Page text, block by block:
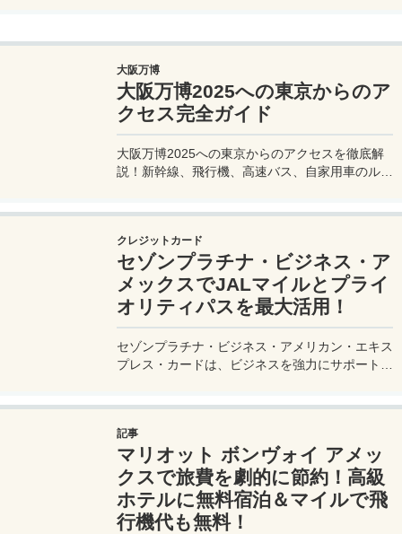
大阪万博
大阪万博2025への東京からのア
クセス完全ガイド
大阪万博2025への東京からのアクセスを徹底解
説！新幹線、飛行機、高速バス、自家用車のルー
クレジットカード
セゾンプラチナ・ビジネス・ア
メックスでJALマイルとプライ
オリティパスを最大活用！
セゾンプラチナ・ビジネス・アメリカン・エキス
プレス・カードは、ビジネスを強力にサポートす
最適です。初年度の年会費無料も魅力。ステータ
スと実用性を兼ね備えたビジネスカードで、あな
たのビジネスをワンランクアップさせませんか？
記事
マリオット ボンヴォイ アメッ
クスで旅費を劇的に節約！高級
ホテルに無料宿泊＆マイルで飛
行機代も無料！